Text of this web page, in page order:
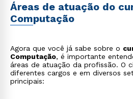
Áreas de atuação do
Computação
Agora que você já sabe sobre o
Computação, é importante
áreas de atuação da profissão. O
diferentes cargos e em diversos
principais: